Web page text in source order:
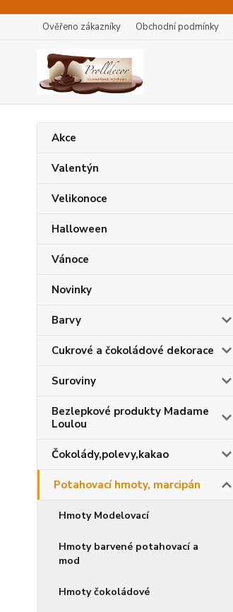
Ověřeno zákazníky Obchodní podmínky
Akce
Valentýn
Velikonoce
Halloween
Vánoce
Novinky
Barvy
Cukrové a čokoládové dekorace
Suroviny
Bezlepkové produkty Madame
Loulou
Čokolády,polevy,kakao
Potahovací hmoty, marcipán
Hmoty Modelovací
Hmoty barvené potahovací a
mod
Hmoty čokoládové